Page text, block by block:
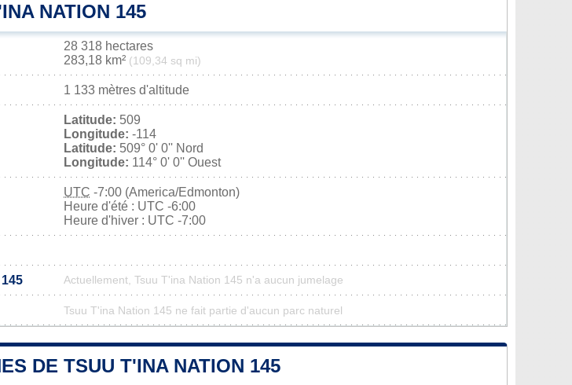
NATION 145
28 318 hectares
283,18 km² (109,34 sq mi)
1 133 mètres d'altitude
Latitude: 509
Longitude: -114
Latitude: 509° 0' 0'' Nord
Longitude: 114° 0' 0'' Ouest
UTC -7:00 (America/Edmonton)
Heure d'été : UTC -6:00
Heure d'hiver : UTC -7:00
Actuellement, Tsuu T'ina Nation 145 n'a aucun jumelage
Tsuu T'ina Nation 145 ne fait partie d'aucun parc naturel
DE TSUU T'INA NATION 145